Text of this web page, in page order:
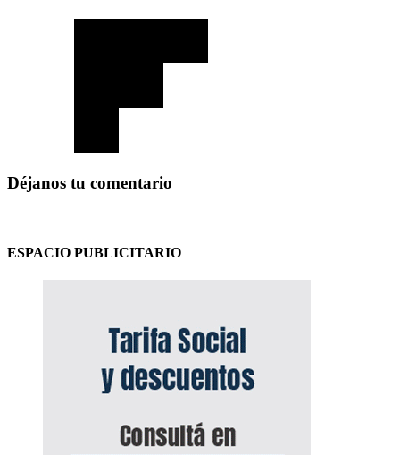
Déjanos tu comentario
ESPACIO PUBLICITARIO